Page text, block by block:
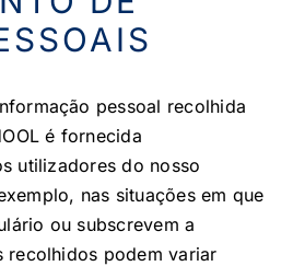
pessoal recolhida
é fornecida
utilizadores do nosso
nas situações em que
ou subscrevem a
recolhidos podem variar